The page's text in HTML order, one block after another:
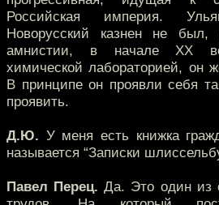
Российская империя.
Новорусский казнен не
амнистии, в начале XX
химической лабораторией, он
В принципе он проявли себя
проявить.
Д.Ю. У меня есть книжка
называется “Записки
Павел Перец. Да. Это один из